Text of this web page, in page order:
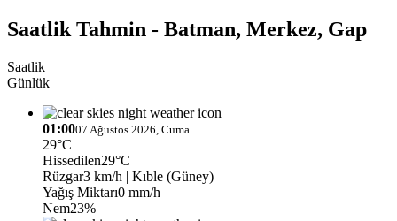
Saatlik Tahmin - Batman, Merkez, Gap
Saatlik
Günlük
01:0007 Ağustos 2026, Cuma
29°C
Hissedilen29°C
Rüzgar3 km/h | Kıble (Güney)
Yağış Miktarı0 mm/h
Nem23%